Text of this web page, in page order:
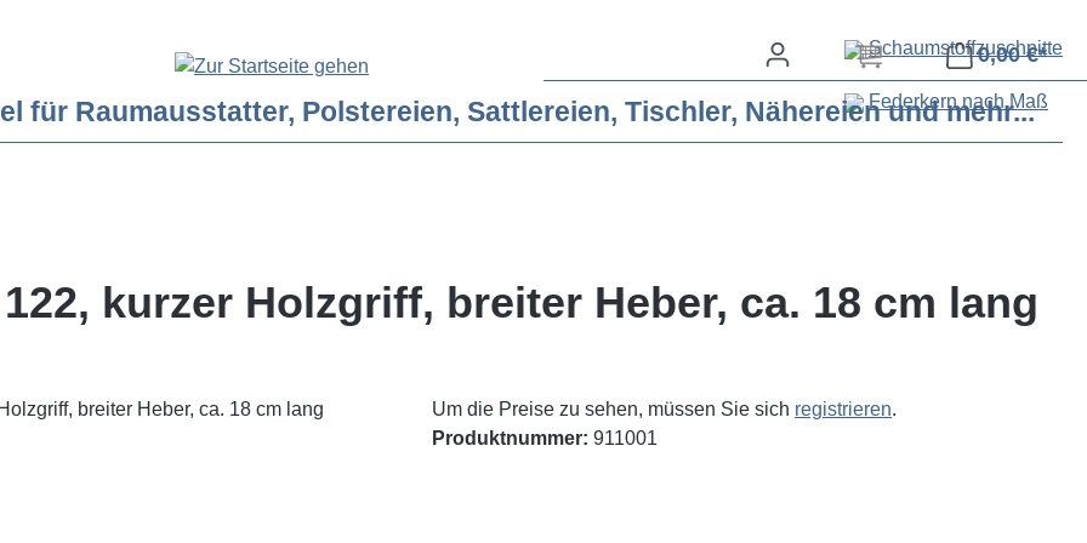
Schaumstoffzuschnitte
Federkern nach Maß
0,00 €*
für Raumausstatter, Polstereien, Sattlereien, Tischler, Nähereien und mehr...
kurzer Holzgriff, breiter Heber, ca. 18 cm lang
Um die Preise zu sehen, müssen Sie sich registrieren.
Produktnummer: 911001